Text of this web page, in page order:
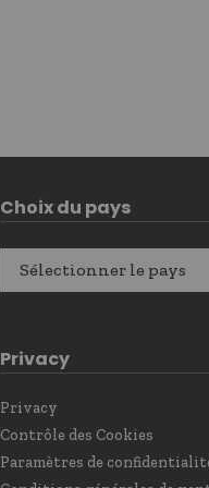
Choix du pays
Sélectionner le pays
Privacy
Privacy
Contrôle des Cookies
Paramètres de